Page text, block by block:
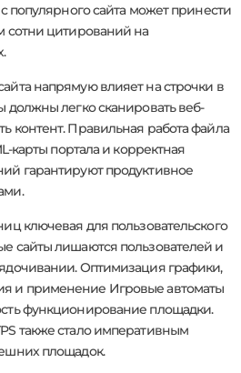
популярного сайта может принести
сотни цитирований на
напрямую влияет на строчки в
должны легко сканировать веб-
контент. Правильная работа файла
карты портала и корректная
гарантируют продуктивное
ключевая для пользовательского
сайты лишаются пользователей и
Оптимизация графики,
и применение Игровые автоматы
функционирование площадки.
также стало императивным
площадок.